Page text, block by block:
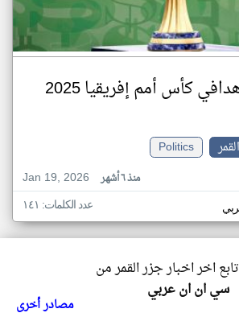
كأس أمم إفريقيا 2025
Politics
Jan 19, 2026
منذ ٦ أشهر
عدد الكلمات: ١٤١
تابع اخر اخبار جزر القمر من
سي ان ان عربي
مصادر أخرى